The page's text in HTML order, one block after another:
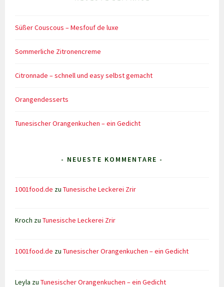
Süßer Couscous – Mesfouf de luxe
Sommerliche Zitronencreme
Citronnade – schnell und easy selbst gemacht
Orangendesserts
Tunesischer Orangenkuchen – ein Gedicht
- NEUESTE KOMMENTARE -
1001food.de zuTunesische Leckerei Zrir
Kroch zuTunesische Leckerei Zrir
1001food.de zuTunesischer Orangenkuchen – ein Gedicht
Leyla zuTunesischer Orangenkuchen – ein Gedicht